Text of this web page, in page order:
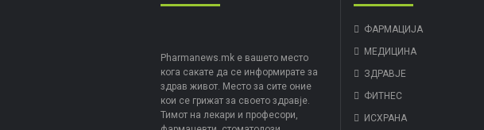
Pharmanews.mk е вашето место
кога сакате да се информирате за
здрав живот. Место за сите оние
кои се грижат за своето здравје.
Тимот на лекари и професори,
ФАРМАЦИЈА
МЕДИЦИНА
ЗДРАВЈЕ
ФИТНЕС
ИСХРАНА